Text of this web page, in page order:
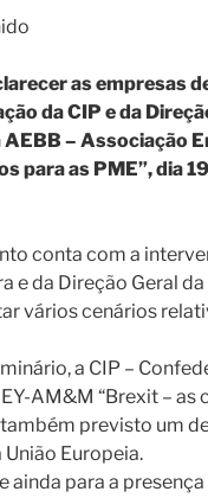
as empresas
da CIP e da
AEBB – Associação
para as PME”, dia
conta com a
e da Direção Geral
vários cenários
a CIP –
AM&M “Brexit –
previsto um
União Europeia.
ainda para a